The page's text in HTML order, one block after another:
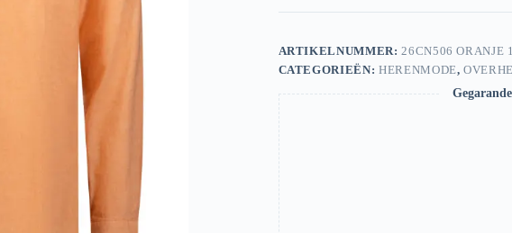
aantal
ARTIKELNUMMER:26CN506 ORANJE
CATEGORIEËN: HERENMODE,